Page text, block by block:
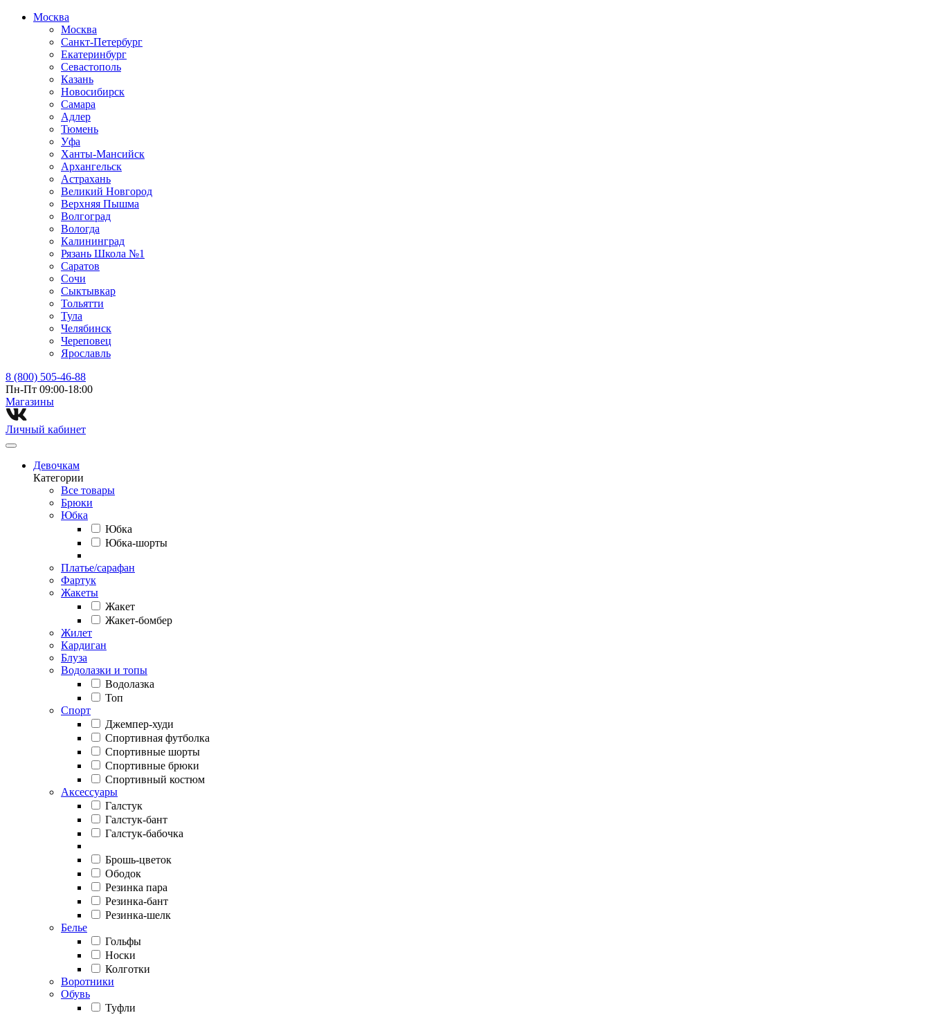
Москва
Москва
Санкт-Петербург
Екатеринбург
Севастополь
Казань
Новосибирск
Самара
Адлер
Тюмень
Уфа
Ханты-Мансийск
Архангельск
Астрахань
Великий Новгород
Верхняя Пышма
Волгоград
Вологда
Калининград
Рязань Школа №1
Саратов
Сочи
Сыктывкар
Тольятти
Тула
Челябинск
Череповец
Ярославль
8 (800) 505-46-88
Пн-Пт 09:00-18:00
Магазины⁠
Личный кабинет
Девочкам
Категории
Все товары
Брюки
Юбка
Юбка
Юбка-шорты
Платье/сарафан
Фартук
Жакеты
Жакет
Жакет-бомбер
Жилет
Кардиган
Блуза
Водолазки и топы
Водолазка
Топ
Спорт
Джемпер-худи
Спортивная футболка
Спортивные шорты
Спортивные брюки
Спортивный костюм
Аксессуары
Галстук
Галстук-бант
Галстук-бабочка
Брошь-цветок
Ободок
Резинка пара
Резинка-бант
Резинка-шелк
Белье
Гольфы
Носки
Колготки
Воротники
Обувь
Туфли